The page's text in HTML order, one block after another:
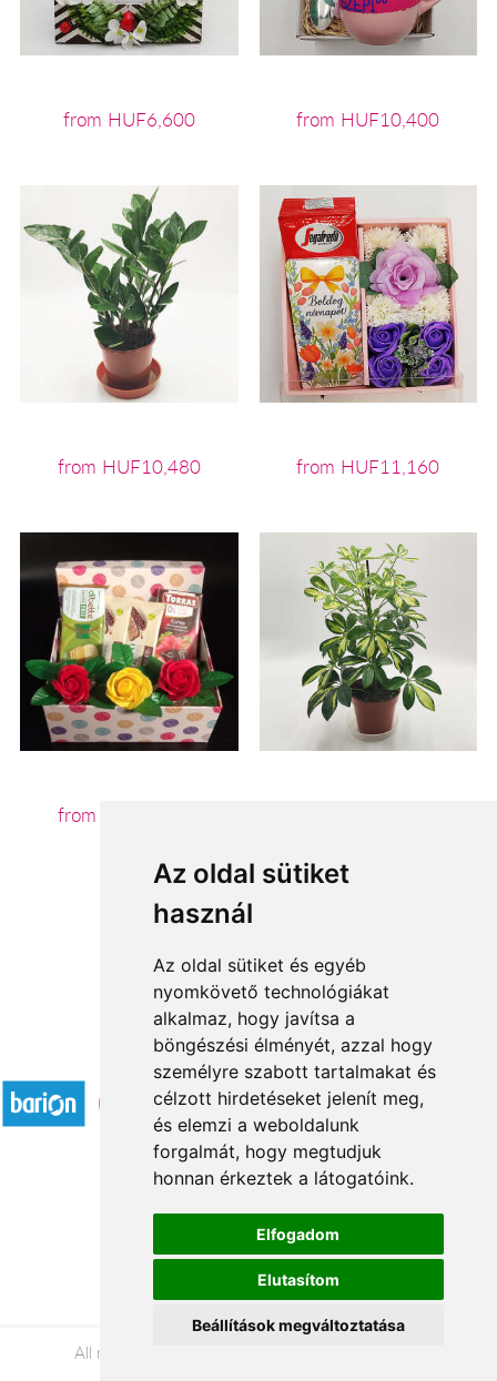
Az oldal sütiket
használ
Az oldal sütiket és egyéb
nyomkövető technológiákat
alkalmaz, hogy javítsa a
böngészési élményét, azzal hogy
személyre szabott tartalmakat és
célzott hirdetéseket jelenít meg,
és elemzi a weboldalunk
forgalmát, hogy megtudjuk
honnan érkeztek a látogatóink.
Elfogadom
Elutasítom
Beállítások megváltoztatása
from HUF6,600 from HUF10,400
from HUF10,480 from HUF11,160
from HUF11,200
2 3 ...
Accepted payment methods
Á.SZ.F.
Impresszum
Adatkezelési tájékoztató
All rights reserved © 2026 |